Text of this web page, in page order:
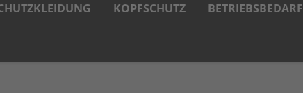
KOPFSCHUTZ BETRIEBSBEDARF